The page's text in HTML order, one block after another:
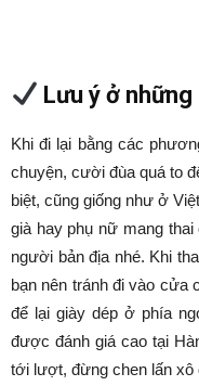
Lưu ý ở
Khi đi lại bằng các
chuyện, cười đùa quá to
biệt, cũng giống như ở
già hay phụ nữ mang
người bản địa nhé. Khi
bạn nên tránh đi vào cửa
để lại giày dép ở phía
được đánh giá cao tại
tới lượt, đừng chen lấn xô